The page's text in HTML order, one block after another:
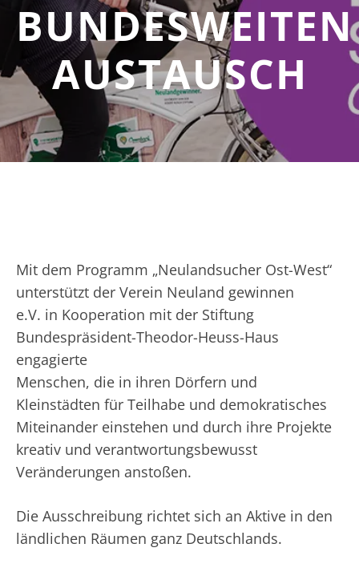
BUNDESWEITEN
AUSTAUSCH
Mit dem Programm „Neulandsucher Ost-West“
unterstützt der Verein Neuland gewinnen
e.V. in Kooperation mit der Stiftung
Bundespräsident-Theodor-Heuss-Haus
engagierte
Menschen, die in ihren Dörfern und
Kleinstädten für Teilhabe und demokratisches
Miteinander einstehen und durch ihre Projekte
kreativ und verantwortungsbewusst
Veränderungen anstoßen.
Die Ausschreibung richtet sich an Aktive in den
ländlichen Räumen ganz Deutschlands.